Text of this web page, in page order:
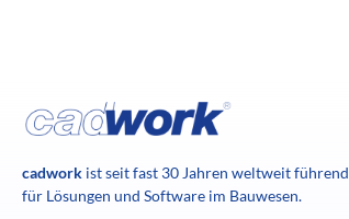
cadwork ist seit fast 30 Jahren weltweit führend
für Lösungen und Software im Bauwesen.